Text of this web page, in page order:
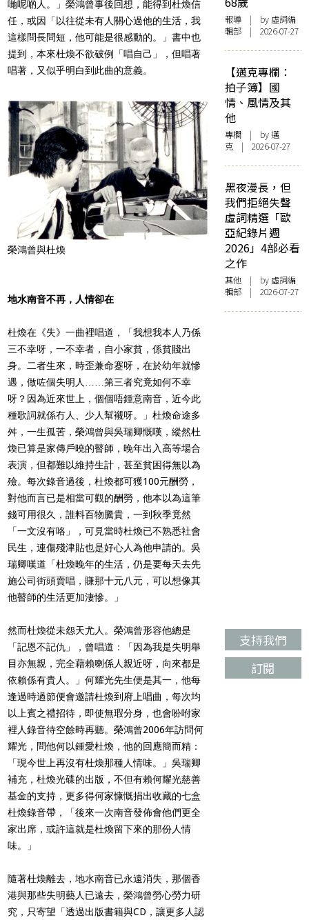
哋呢啲人。」榮鴻曾事後回想，能得到杜煥信
任，或因「以往從未有人關心過他的生活，我
這樣問長問短，他可能是很感動的。」書中也
提到，本來杜煥不欲破例「唱自己」，但唱著
唱著，又似乎明白到此曲的意義。
榮鴻曾與杜煥
地水南音不再，人情卻在
杜煥在《失》一曲裡唱道，「我想我本人乃係
三不幸呀，一不幸者，自小家貧，係貧賤出
身。二者生來，時歪兼命蹇呀，在於幼年就慘
遇，做咗個失明人……第三者究竟如何不幸
呀？因為近來世上，個個唔鍾意南音，近今此
種歌詞就係冇人、少人幫襯呀。」杜煥命途多
舛，一生孤苦，榮鴻曾與吳瑞卿慨嘆，縱然杜
煥已算是家傳戶曉的瞽師，晚年出入高等場合
表演，但都難以維持生計，甚至貧困得無以為
殮。每次錄音過後，杜煥都可獲100元酬勞，
對他而言已是相當可觀的酬勞，他本以為這筆
錢可用很久，誰料百物騰貴，一到秋季竟然
「一文沒有咯」，可見當時杜煥已不熟悉社會
民生，連傷殘津貼也是好心人為他申請的。吳
瑞卿嘆道「杜煥晚年的生活，仍是要每天去先
施公司街頭賣唱，賺那十元八元，可以想像其
他瞽師的生活更加淒慘。」
然而杜煥從未怨天尤人。榮鴻曾形容他總是
「記恩不記仇」，曾唱道：「因為我是失明舉
目亦無親，完全藉賴喇係人親近呀，向來都是
依賴係有貴人。」何耀光先生便是其一，他每
逢過時過節便會邀請杜煥到府上唱曲，每次均
以上賓之禮招待，即使無瑕分身，也會吩咐家
裡人錄音待空餘時再聽。榮鴻曾2006年訪問何
耀光，問他何以鍾愛杜煥，他的回應簡而精：
「現今世上再沒有杜煥那種人情味。」吳瑞卿
補充，杜煥光碟的出版，不但有賴何耀光慈善
基金的支持，更多得何家慷慨捐出收藏的七盒
杜煥錄音帶，「後來一次南音發佈會他們更全
家出席，或許這就是杜煥留下來的那份人情
味。」
隨著杜煥離去，地水南音已永遠消失，那個香
港與那些失明藝人已遠去，榮鴻曾勞心勞力研
究，只寄望「透過出版書籍與CD，讓更多人認
報導 | by 虛詞編
輯部 | 2026-07-27
【邁克專欄：
拍子簿】國
情、風情及其
他
專欄 | by邁
克 | 2026-07-27
黑夜漫長，但
我們拒絕失聲
虛詞精選「歐
亞紀錄片週
2026」4部必看
之作
其他 | by 虛詞編
輯部 | 2026-07-27
支持我們
訂閱